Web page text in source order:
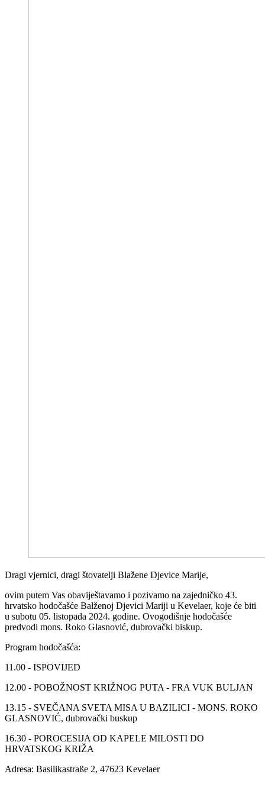
Dragi vjernici, dragi štovatelji Blažene Djevice Marije,
ovim putem Vas obaviještavamo i pozivamo na zajedničko 43.
hrvatsko hodočašće Balženoj Djevici Mariji u Kevelaer, koje će biti
u subotu 05. listopada 2024. godine. Ovogodišnje hodočašće
predvodi mons. Roko Glasnović, dubrovački biskup.
Program hodočašća:
11.00 - ISPOVIJED
12.00 - POBOŽNOST KRIŽNOG PUTA - FRA VUK BULJAN
13.15 - SVEČANA SVETA MISA U BAZILICI - MONS. ROKO
GLASNOVIĆ, dubrovački buskup
16.30 - POROCESIJA OD KAPELE MILOSTI DO
HRVATSKOG KRIŽA
Adresa: Basilikastraße 2, 47623 Kevelaer